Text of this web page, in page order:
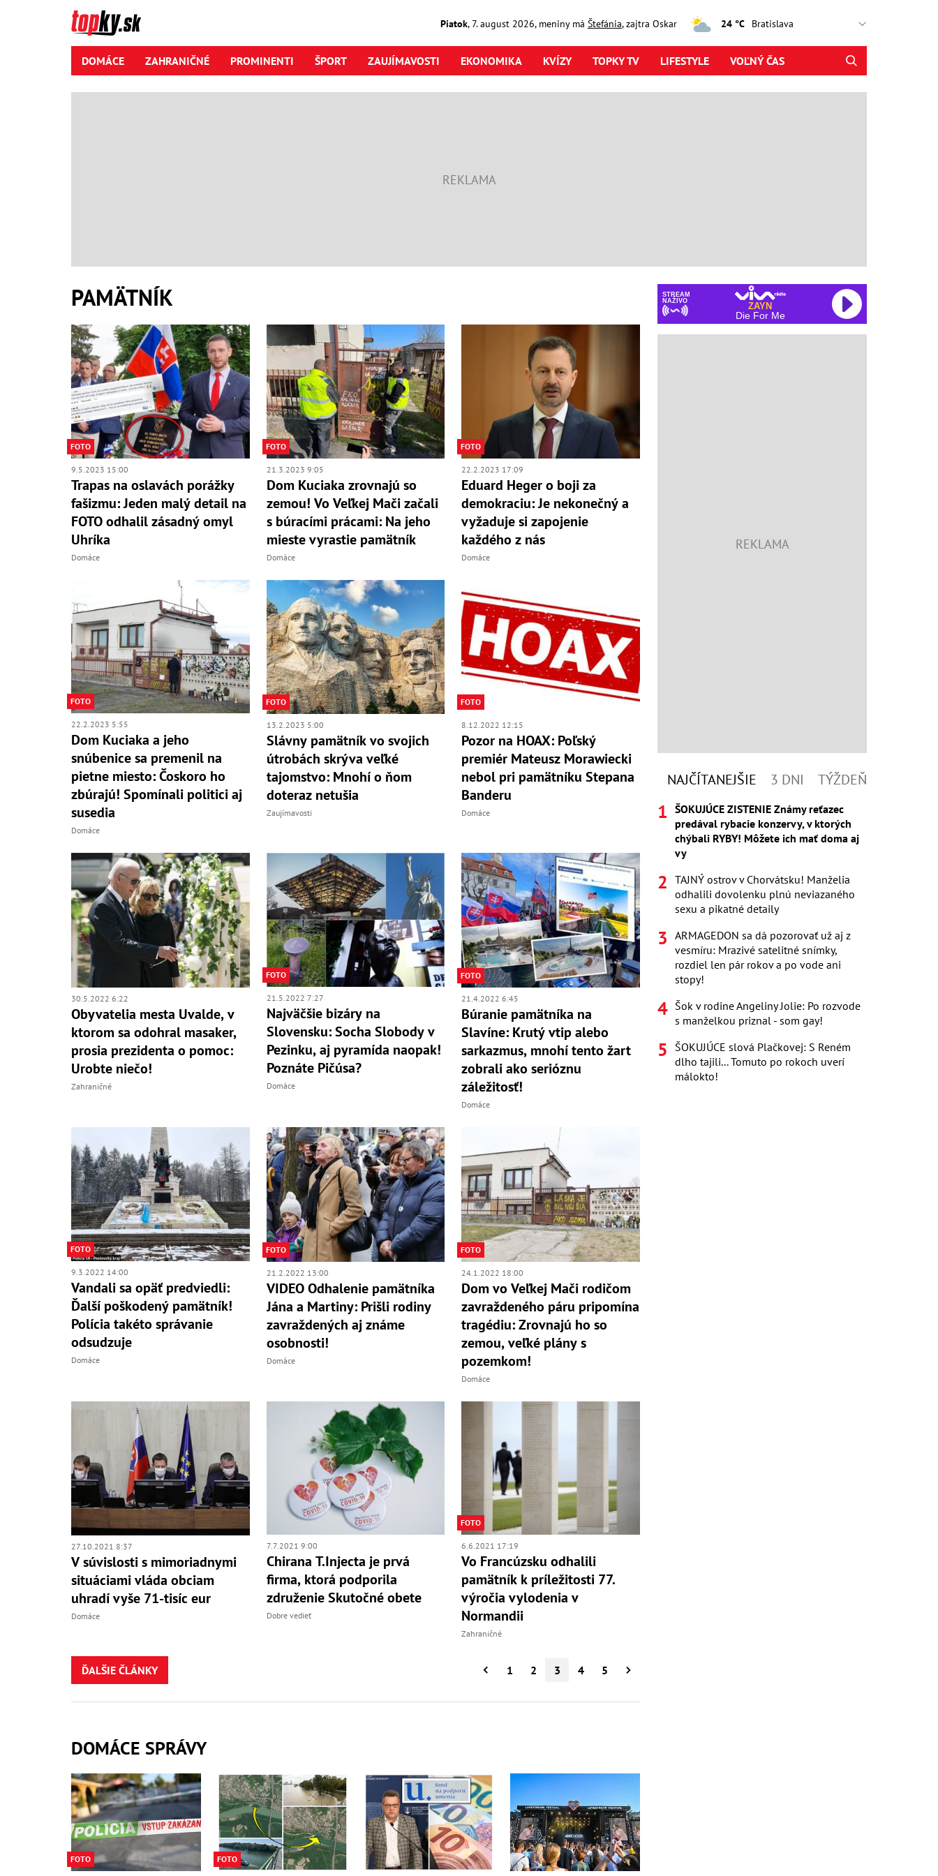
Piatok,7. august2026, meniny má Štefánia, zajtra Oskar 24 °C
DOMÁCE ZAHRANIČNÉ PROMINENTI ŠPORT ZAUJÍMAVOSTI EKONOMIKA KVÍZY TOPKY TV LIFESTYLE VOĽNÝ ČAS
PAMÄTNÍK
FOTO
9.5.2023 15:00
Trapas na oslavách porážky
fašizmu: Jeden malý detail na
FOTO odhalil zásadný omyl
Uhríka
Domáce
FOTO
21.3.2023 9:05
Dom Kuciaka zrovnajú so
zemou! Vo Veľkej Mači začali
s búracími prácami: Na jeho
mieste vyrastie pamätník
Domáce
FOTO
22.2.2023 17:09
Eduard Heger o boji za
demokraciu: Je nekonečný a
vyžaduje si zapojenie
každého z nás
Domáce
FOTO
22.2.2023 5:55
Dom Kuciaka a jeho
snúbenice sa premenil na
pietne miesto: Čoskoro ho
zbúrajú! Spomínali politici aj
susedia
Domáce
FOTO
13.2.2023 5:00
Slávny pamätník vo svojich
útrobách skrýva veľké
tajomstvo: Mnohí o ňom
doteraz netušia
Zaujímavosti
FOTO
8.12.2022 12:15
Pozor na HOAX: Poľský
premiér Mateusz Morawiecki
nebol pri pamätníku Stepana
Banderu
Domáce
30.5.2022 6:22
Obyvatelia mesta Uvalde, v
ktorom sa odohral masaker,
prosia prezidenta o pomoc:
Urobte niečo!
Zahraničné
FOTO
21.5.2022 7:27
Najväčšie bizáry na
Slovensku: Socha Slobody v
Pezinku, aj pyramída naopak!
Poznáte Pičúsa?
Domáce
FOTO
21.4.2022 6:45
Búranie pamätníka na
Slavíne: Krutý vtip alebo
sarkazmus, mnohí tento žart
zobrali ako serióznu
záležitosť!
Domáce
FOTO
9.3.2022 14:00
Vandali sa opäť predviedli:
Ďalší poškodený pamätník!
Polícia takéto správanie
odsudzuje
Domáce
FOTO
21.2.2022 13:00
VIDEO Odhalenie pamätníka
Jána a Martiny: Prišli rodiny
zavraždených aj známe
osobnosti!
Domáce
FOTO
24.1.2022 18:00
Dom vo Veľkej Mači rodičom
zavraždeného páru pripomína
tragédiu: Zrovnajú ho so
zemou, veľké plány s
pozemkom!
Domáce
27.10.2021 8:37
V súvislosti s mimoriadnymi
situáciami vláda obciam
uhradí vyše 71-tisíc eur
Domáce
7.7.2021 9:00
Chirana T.Injecta je prvá
firma, ktorá podporila
združenie Skutočné obete
Dobre vedieť
FOTO
6.6.2021 17:19
Vo Francúzsku odhalili
pamätník k príležitosti 77.
výročia vylodenia v
Normandii
Zahraničné
ĎALŠIE ČLÁNKY 1 2 3 4 5
DOMÁCE SPRÁVY
FOTO FOTO
STREAM
NAŽIVO
ZAYN
Die For Me
NAJČÍTANEJŠIE 3 DNI TÝŽDEŇ
ŠOKUJÚCE ZISTENIE Známy reťazec
predával rybacie konzervy, v ktorých
chýbali RYBY! Môžete ich mať doma aj
vy
TAJNÝ ostrov v Chorvátsku! Manželia
odhalili dovolenku plnú neviazaného
sexu a pikatné detaily
ARMAGEDON sa dá pozorovať už aj z
vesmíru: Mrazivé satelitné snímky,
rozdiel len pár rokov a po vode ani
stopy!
Šok v rodine Angeliny Jolie: Po rozvode
s manželkou priznal - som gay!
ŠOKUJÚCE slová Plačkovej: S Reném
dlho tajili... Tomuto po rokoch uverí
málokto!